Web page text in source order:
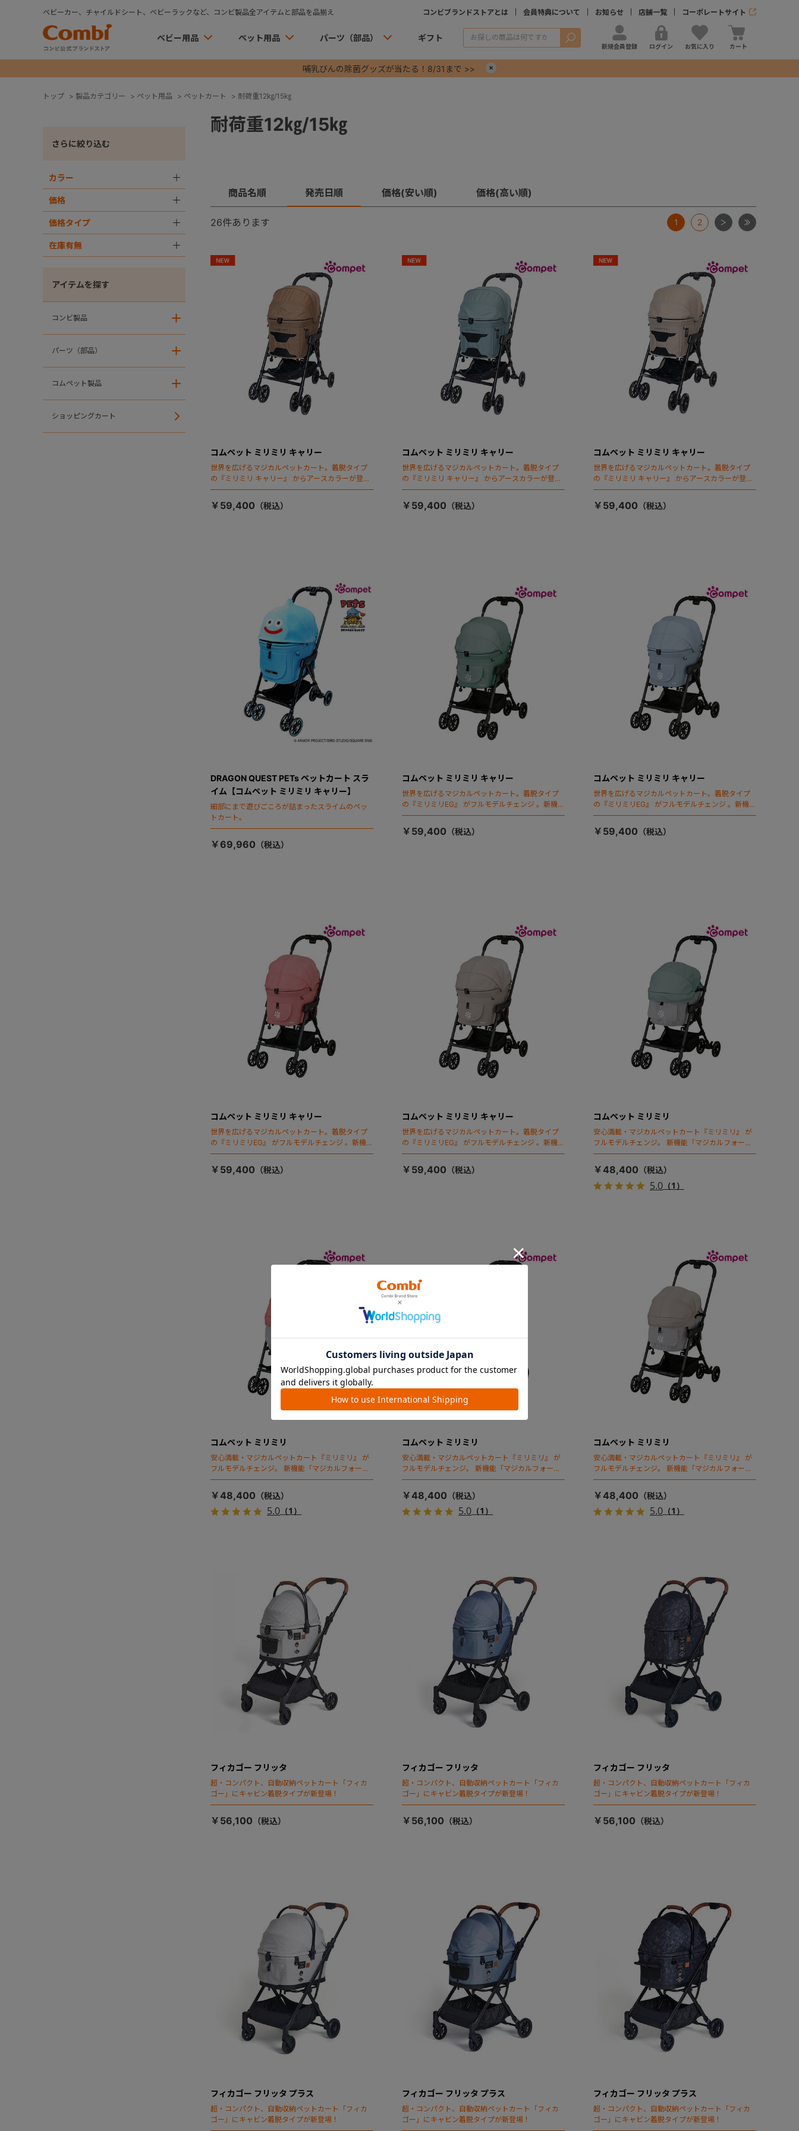
ベビーカー、チャイルドシート、ベビーラックなど、コンビ製品全アイテムと部品を品揃え コンビブランドストアとは 会員特典について お知らせ 店舗一覧 コーポレートサイト
ベビー用品 ペット用品 パーツ（部品） ギフト 検索
新規会員登録 ログイン お気に入り カート
哺乳びんの除菌グッズが当たる！8/31まで >>
トップ > 製品カテゴリー > ペット用品 > ペットカート > 耐荷重12㎏/15㎏
さらに絞り込む
カラー
価格
価格タイプ
在庫有無
アイテムを探す
コンビ製品
パーツ（部品）
コムペット製品
ショッピングカート
耐荷重12㎏/15㎏
商品名順 発売日順 価格(安い順) 価格(高い順)
26件あります 1 2 次 最後
コムペット ミリミリ キャリー
世界を広げるマジカルペットカート。着脱タイプ
の『ミリミリ キャリー』 からアースカラーが登
場！
￥59,400
コムペット ミリミリ キャリー
世界を広げるマジカルペットカート。着脱タイプ
の『ミリミリ キャリー』 からアースカラーが登
場！
￥59,400
コムペット ミリミリ キャリー
世界を広げるマジカルペットカート。着脱タイプ
の『ミリミリ キャリー』 からアースカラーが登
場！
￥59,400
DRAGON QUEST PETs ペットカート スラ
イム【コムペット ミリミリ キャリー】
細部にまで遊びごころが詰まったスライムのペッ
トカート。
￥69,960
コムペット ミリミリ キャリー
世界を広げるマジカルペットカート。着脱タイプ
の『ミリミリEG』 がフルモデルチェンジ 。新機能
「マジカルフォールディング」搭載
￥59,400
コムペット ミリミリ キャリー
世界を広げるマジカルペットカート。着脱タイプ
の『ミリミリEG』 がフルモデルチェンジ 。新機能
「マジカルフォールディング」搭載
￥59,400
コムペット ミリミリ キャリー
世界を広げるマジカルペットカート。着脱タイプ
の『ミリミリEG』 がフルモデルチェンジ 。新機能
「マジカルフォールディング」搭載
￥59,400
コムペット ミリミリ キャリー
世界を広げるマジカルペットカート。着脱タイプ
の『ミリミリEG』 がフルモデルチェンジ 。新機能
「マジカルフォールディング」搭載
￥59,400
コムペット ミリミリ
安心満載・マジカルペットカート『ミリミリ』 が
フルモデルチェンジ。 新機能「マジカルフォール
ディング」搭載
￥48,400
5.0（1）
コムペット ミリミリ
安心満載・マジカルペットカート『ミリミリ』 が
フルモデルチェンジ。 新機能「マジカルフォール
ディング」搭載
￥48,400
5.0 （1）
コムペット ミリミリ
安心満載・マジカルペットカート『ミリミリ』 が
フルモデルチェンジ。 新機能「マジカルフォール
ディング」搭載
￥48,400
5.0（1）
コムペット ミリミリ
安心満載・マジカルペットカート『ミリミリ』 が
フルモデルチェンジ。 新機能「マジカルフォール
ディング」搭載
￥48,400
5.0（1）
フィカゴー フリッタ
超・コンパクト、自動収納ペットカート「フィカ
ゴー」にキャビン着脱タイプが新登場！
￥56,100
フィカゴー フリッタ
超・コンパクト、自動収納ペットカート「フィカ
ゴー」にキャビン着脱タイプが新登場！
￥56,100
フィカゴー フリッタ
超・コンパクト、自動収納ペットカート「フィカ
ゴー」にキャビン着脱タイプが新登場！
￥56,100
フィカゴー フリッタ プラス
超・コンパクト、自動収納ペットカート「フィカ
ゴー」にキャビン着脱タイプが新登場！
フィカゴー フリッタ プラス
超・コンパクト、自動収納ペットカート「フィカ
ゴー」にキャビン着脱タイプが新登場！
フィカゴー フリッタ プラス
超・コンパクト、自動収納ペットカート「フィカ
ゴー」にキャビン着脱タイプが新登場！